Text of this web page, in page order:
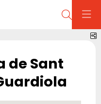
Cerca
de Sant